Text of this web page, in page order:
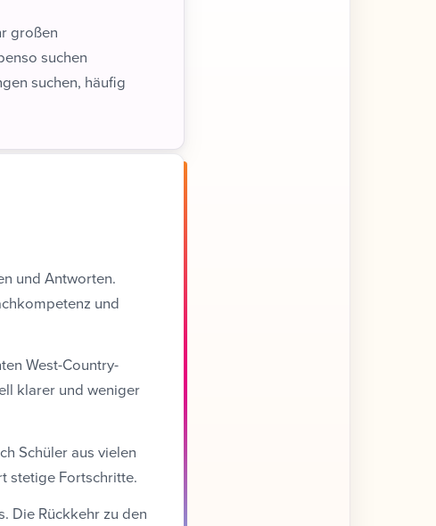
großen
suchen
suchen, häufig
und Antworten.
und
West-Country-
klarer und weniger
Schüler aus vielen
stetige Fortschritte.
Die Rückkehr zu den